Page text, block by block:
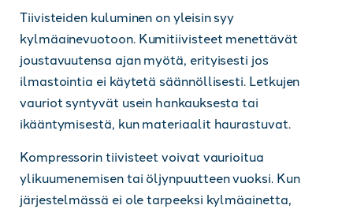
Tiivisteiden kuluminen on yleisin syy
kylmäainevuotoon. Kumitiivisteet menettävät
joustavuutensa ajan myötä, erityisesti jos
ilmastointia ei käytetä säännöllisesti. Letkujen
vauriot syntyvät usein hankauksesta tai
ikääntymisestä, kun materiaalit haurastuvat.
Kompressorin tiivisteet voivat vaurioitua
ylikuumenemisen tai öljynpuutteen vuoksi. Kun
järjestelmässä ei ole tarpeeksi kylmäainetta,